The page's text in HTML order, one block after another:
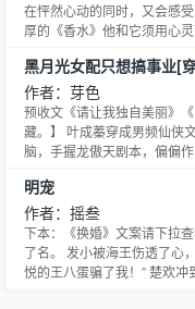
在怦然心动的同时，又会感
厚的《香水》他和它须用心
道。对格雷诺耶来说，每次
的香味；谋杀她们只是为了
有生命的“香味”……本书不是
幻想，离意深刻的严肃作品
前列，已被译成30余种文字。
黑月光女配只想搞事业[
作者：芽色
预收文《请让我独自美丽》
藏。】 叶成蓁穿成男频仙侠
脑，手握龙傲天剧本，偏偏
金手指自带认证，非男主不
间商赚差价。 事成后，她光
知：陈家已被灭门，独男主
不走剧情，只搞事业，生人
后，我成了被打脸的女配》
明宠
作者：摇叁
下本：《换婚》文案请下拉
了名。 发小被海王伤透了心
悦的王八蛋骗了我！” 楚欢冲